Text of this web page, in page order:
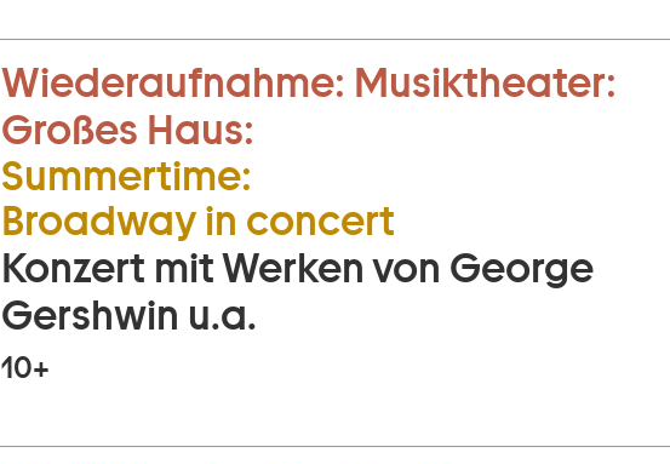
Wiederaufnahme: Musiktheater:
Großes Haus:
Summertime:
Broadway in concert
Konzert mit Werken von George
Gershwin u.a.
10+